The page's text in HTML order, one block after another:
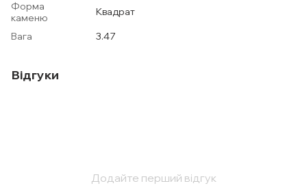
Форма
каменю
Квадрат
Вага
3.47
Відгуки
Додайте перший відгук